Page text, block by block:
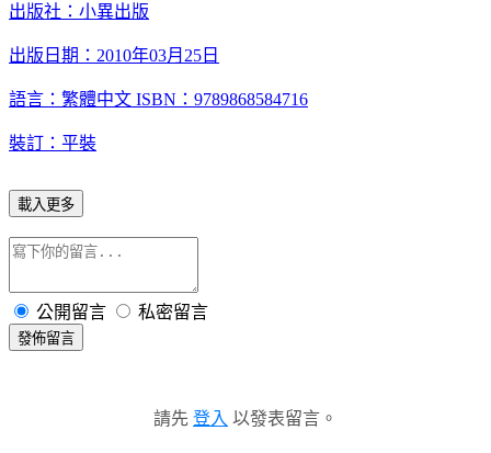
出版社：小異出版
出版日期： 2010年03月 25 日
語言：繁體中文 ISBN ： 9789868584716
裝訂：平裝
載入更多
公開留言 私密留言
發佈留言
請先 登入 以發表留言。